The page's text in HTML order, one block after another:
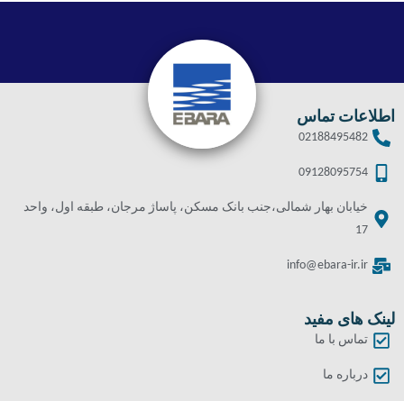
اطلاعات تماس
02188495482
09128095754
خیابان بهار شمالی،جنب بانک مسکن، پاساژ مرجان، طبقه اول، واحد
17
info@ebara-ir.ir
لینک های مفید
تماس با ما
درباره ما